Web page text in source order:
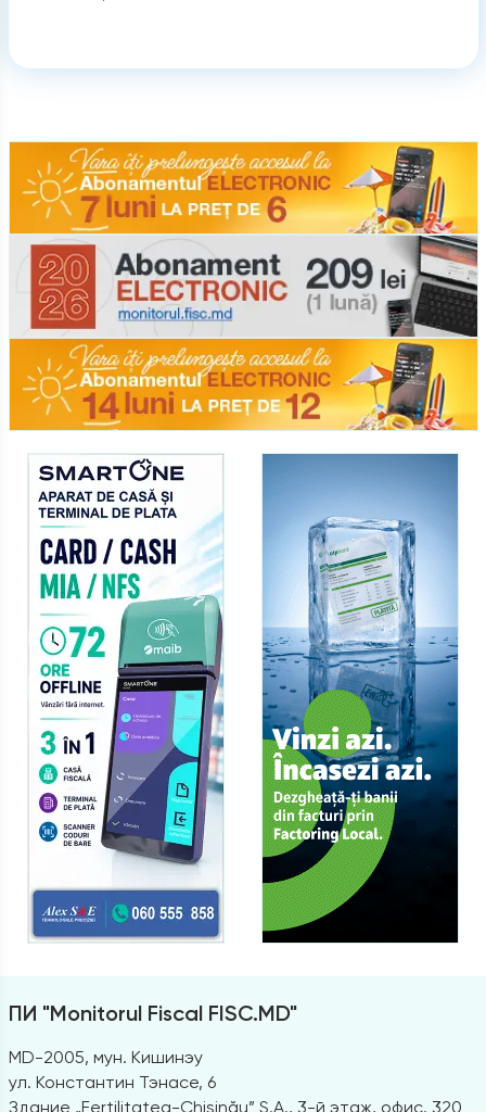
ПИ "Monitorul Fiscal FISC.MD"
MD-2005, мун. Кишинэу
ул. Константин Тэнасе, 6
Здание „Fertilitatea-Chișinău” S.A., 3-й этаж, офис. 320